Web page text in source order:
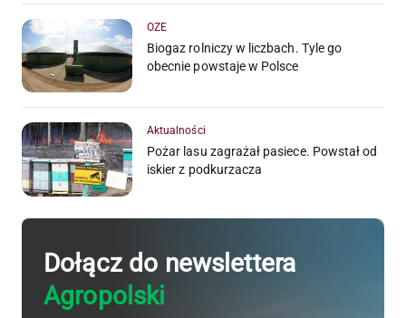
OZE
Biogaz rolniczy w liczbach. Tyle go
obecnie powstaje w Polsce
Aktualności
Pożar lasu zagrażał pasiece. Powstał od
iskier z podkurzacza
Dołącz do newslettera
Agropolski